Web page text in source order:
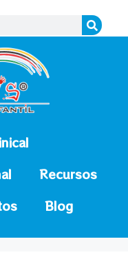
Recursos
Blog